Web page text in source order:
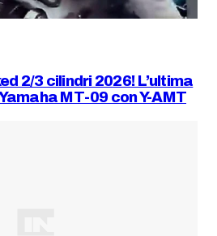
2/3 cilindri 2026! L’ultima
MT-09 con Y-AMT